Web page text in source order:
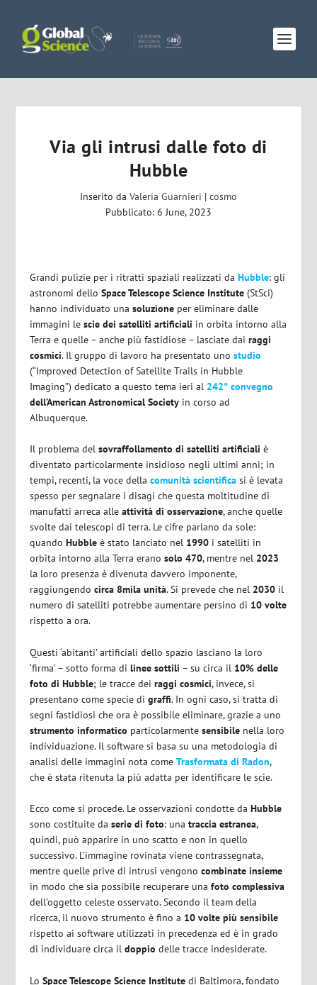
Via gli intrusi dalle foto di
Hubble
Inserito da Valeria Guarnieri | cosmo
Pubblicato: 6 June, 2023
Grandi pulizie per i ritratti spaziali realizzati daHubble: gli
astronomi delloSpace Telescope Science Institute (StSci)
hanno individuato una soluzione per eliminare dalle
immagini le scie dei satelliti artificiali in orbita intorno alla
Terra e quelle – anche più fastidiose – lasciate dairaggi
cosmici. Il gruppo di lavoro ha presentato unostudio
(“Improved Detection of Satellite Trails in Hubble
Imaging”) dedicato a questo tema ieri al 242° convegno
dell’American Astronomical Society in corso ad
Albuquerque.
Il problema delsovraffollamento di satelliti artificiali è
diventato particolarmente insidioso negli ultimi anni; in
tempi, recenti, la voce dellacomunità scientifica si è levata
spesso per segnalare i disagi che questa moltitudine di
manufatti arreca alleattività di osservazione, anche quelle
svolte dai telescopi di terra. Le cifre parlano da sole:
quandoHubble è stato lanciato nel 1990 i satelliti in
orbita intorno alla Terra eranosolo 470, mentre nel 2023
la loro presenza è divenuta davvero imponente,
raggiungendo circa 8mila unità. Si prevede che nel 2030 il
numero di satelliti potrebbe aumentare persino di 10 volte
rispetto a ora.
Questi ‘abitanti’ artificiali dello spazio lasciano la loro
‘firma’ – sotto forma dilinee sottili – su circa il 10% delle
foto di Hubble; le tracce deiraggi cosmici, invece, si
presentano come specie digraffi. In ogni caso, si tratta di
segni fastidiosi che ora è possibile eliminare, grazie a uno
strumento informatico particolarmentesensibile nella loro
individuazione. Il software si basa su una metodologia di
analisi delle immagini nota comeTrasformata di Radon,
che è stata ritenuta la più adatta per identificare le scie.
Ecco come si procede. Le osservazioni condotte daHubble
sono costituite daserie di foto: una traccia estranea,
quindi, può apparire in uno scatto e non in quello
successivo. L’immagine rovinata viene contrassegnata,
mentre quelle prive di intrusi vengono combinate insieme
in modo che sia possibile recuperare unafoto complessiva
dell’oggetto celeste osservato. Secondo il team della
ricerca, il nuovo strumento è fino a 10 volte più sensibile
rispetto ai software utilizzati in precedenza ed è in grado
di individuare circa ildoppio delle tracce indesiderate.
LoSpace Telescope Science Institute di Baltimora, fondato